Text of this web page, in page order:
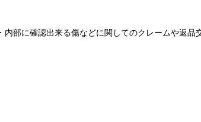
部に確認出来る傷などに関してのクレームや返品